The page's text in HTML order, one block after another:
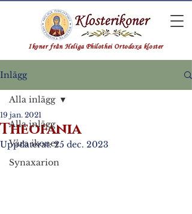
Ikoner från Heliga Philothei Ortodoxa kloster
Inlägg
Alla inlägg
Våra ikoner
Synaxarion
Alla inlägg
Theofania
19 jan. 2021
Uppdaterat:25 dec. 2023